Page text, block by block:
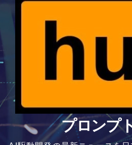
プロンプ